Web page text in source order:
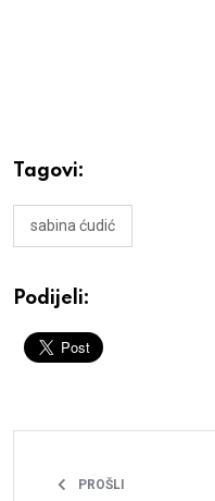
Tagovi:
sabina ćudić
Podijeli:
PROŠLI